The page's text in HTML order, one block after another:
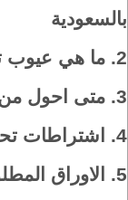
بالسعودية
2. ما هي عيوب
3. متى احول
4.
اشتراطات
5.
الاوراق